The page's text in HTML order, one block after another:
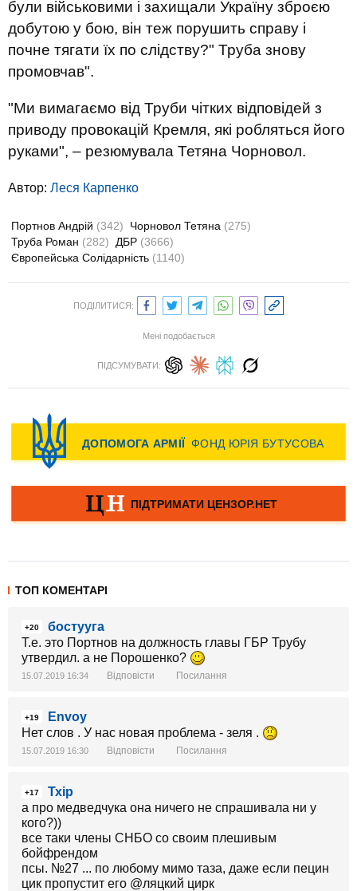
були військовими і захищали Україну зброєю
добутою у бою, він теж порушить справу і
почне тягати їх по слідству?" Труба знову
промовчав".
"Ми вимагаємо від Труби чітких відповідей з
приводу провокацій Кремля, які робляться його
руками", – резюмувала Тетяна Чорновол.
Автор: Леся Карпенко
Портнов Андрій (342) Чорновол Тетяна (275)
Труба Роман (282) ДБР (3666)
Європейська Солідарність (1140)
ПОДІЛИТИСЯ:
Мені подобається
ПІДСУМУВАТИ:
ТОП КОМЕНТАРІ
+20
бостууга
Т.е. это Портнов на должность главы ГБР Трубу
утвердил. а не Порошенко?
15.07.2019 16:34 Відповісти Посилання
+19
Envoy
Нет слов . У нас новая проблема - зеля .
15.07.2019 16:30 Відповісти Посилання
+17
Тхір
а про медведчука она ничего не спрашивала ни у
кого?))
все таки члены СНБО со своим плешивым
бойфрендом
псы. №27 ... по любому мимо таза, даже если пецин
цик пропустит его @ляцкий цирк